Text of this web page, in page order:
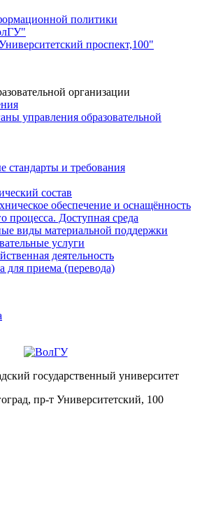
политики
проспект,100"
организации
управления образовательной
стандарты и требования
состав
обеспечение и оснащённость
процесса. Доступная среда
виды материальной поддержки
услуги
деятельность
для приема (перевода)
государственный университет
пр-т Университетский, 100